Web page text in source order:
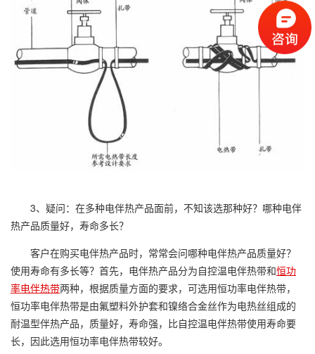
3、疑问：在多种电伴热产品面前，不知该选那种好？哪种电伴
热产品质量好，寿命多长？
客户在购买电伴热产品时，常常会问哪种电伴热产品质量好？
使用寿命有多长等？首先，电伴热产品分为自控温电伴热带和恒功
率电伴热带两种，根据质量方面的要求，可选用恒功率电伴热带，
恒功率电伴热带是由氟塑料外护套和镍络合金丝作为电热丝组成的
耐温型伴热产品，质量好，寿命强，比自控温电伴热带使用寿命要
长，因此选用恒功率电伴热带较好。